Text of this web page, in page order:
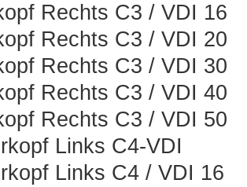
Rechts C3 / VDI 16
Rechts C3 / VDI 20
Rechts C3 / VDI 30
Rechts C3 / VDI 40
Rechts C3 / VDI 50
Links C4-VDI
Links C4 / VDI 16